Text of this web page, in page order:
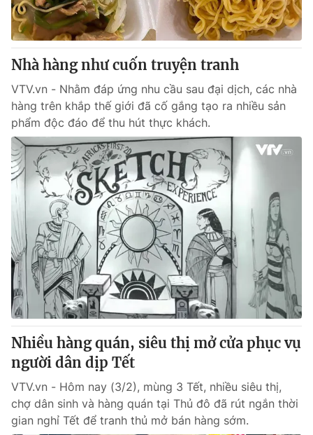
Nhà hàng như cuốn truyện tranh
VTV.vn - Nhằm đáp ứng nhu cầu sau đại dịch, các nhà
hàng trên khắp thế giới đã cố gắng tạo ra nhiều sản
phẩm độc đáo để thu hút thực khách.
Nhiều hàng quán, siêu thị mở cửa phục vụ
người dân dịp Tết
VTV.vn - Hôm nay (3/2), mùng 3 Tết, nhiều siêu thị,
chợ dân sinh và hàng quán tại Thủ đô đã rút ngắn thời
gian nghỉ Tết để tranh thủ mở bán hàng sớm.